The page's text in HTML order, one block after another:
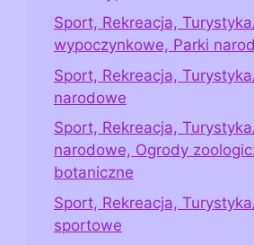
Sport, Rekreacja,
wypoczynkowe, Parki
Sport, Rekreacja,
narodowe
Sport, Rekreacja,
narodowe, Ogrody
botaniczne
Sport, Rekreacja,
sportowe